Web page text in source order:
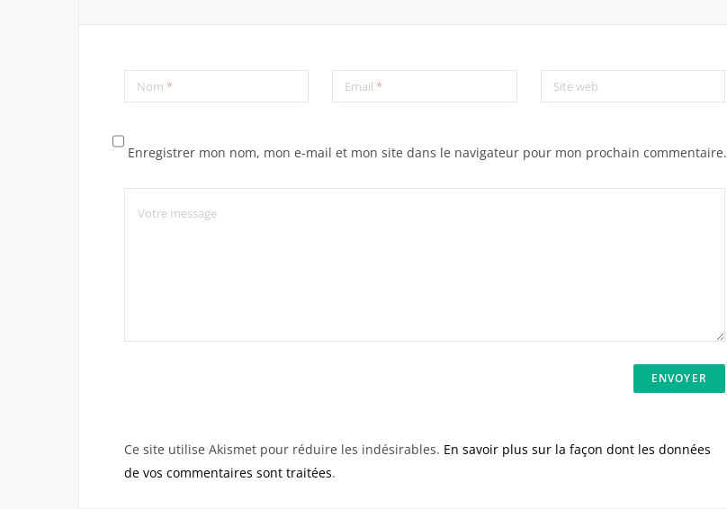
Nom * Email* Site web
Enregistrer mon nom, mon e-mail et mon site dans le navigateur pour mon prochain commentaire.
Ce site utilise Akismet pour réduire les indésirables. En savoir plus sur la façon dont les données
de vos commentaires sont traitées.